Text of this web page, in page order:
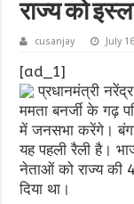
राज्य को
cusanjay July
[ad_1]
प्रधानमंत्री
ममता बनर्जी के गढ़
में जनसभा करेंगे।
यह पहली रैली है।
नेताओं को राज्य की
दिया था।